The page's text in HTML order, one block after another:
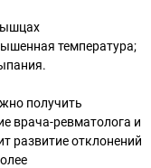
температура;
получить
врача-ревматолога и
развитие отклонений